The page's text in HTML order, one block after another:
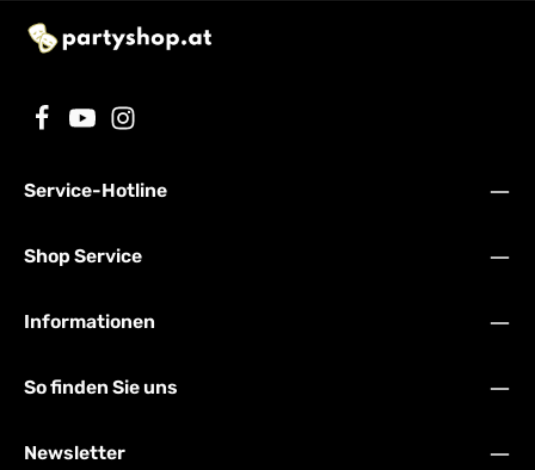
Service-Hotline
Shop Service
Informationen
So finden Sie uns
Newsletter